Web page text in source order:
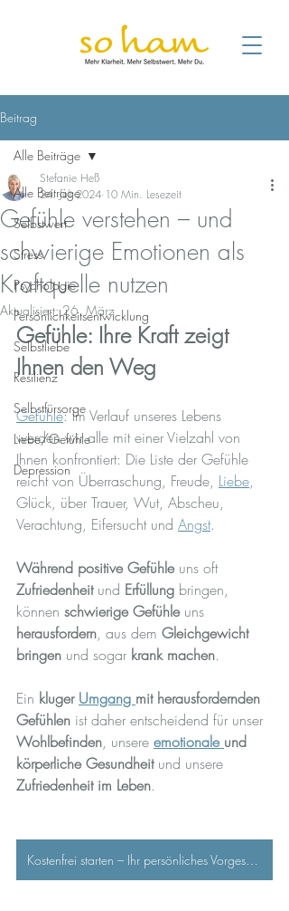
Beitrag
Alle Beiträge
Selbstwert
Stress
Psychologie
Persönlichkeitsentwicklung
Selbstliebe
Resilienz
Selbstfürsorge
Liebe/Gefühle
Depression
Alle Beiträge
Gefühle verstehen – und
schwierige Emotionen als
Kraftquelle nutzen
Stefanie Heß
24. Juli 2024 10 Min. Lesezeit
Aktualisiert:26. März
Gefühle: Ihre Kraft zeigt
Ihnen den Weg
Gefühle: Im Verlauf unseres Lebens
werden wir alle mit einer Vielzahl von
Ihnen konfrontiert: Die Liste der Gefühle
reicht von Überraschung, Freude, Liebe,
Glück, über Trauer, Wut, Abscheu,
Verachtung, Eifersucht und Angst.
Während positive Gefühle uns oft
Zufriedenheit und Erfüllung bringen,
können schwierige Gefühle uns
herausfordern, aus dem Gleichgewicht
bringen und sogar krank machen.
Ein kluger Umgang mit herausfordernden
Gefühlen ist daher entscheidend für unser
Wohlbefinden, unsere emotionale und
körperliche Gesundheit und unsere
Zufriedenheit im Leben.
Kostenfrei starten – Ihr persönliches Vorgespräch